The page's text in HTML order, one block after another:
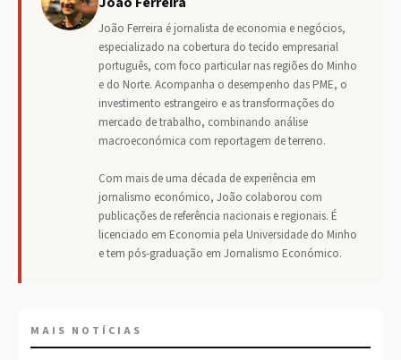
João Ferreira é jornalista de economia e negócios,
especializado na cobertura do tecido empresarial
português, com foco particular nas regiões do Minho
e do Norte. Acompanha o desempenho das PME, o
investimento estrangeiro e as transformações do
mercado de trabalho, combinando análise
macroeconómica com reportagem de terreno.
Com mais de uma década de experiência em
jornalismo económico, João colaborou com
publicações de referência nacionais e regionais. É
licenciado em Economia pela Universidade do Minho
e tem pós-graduação em Jornalismo Económico.
MAIS NOTÍCIAS